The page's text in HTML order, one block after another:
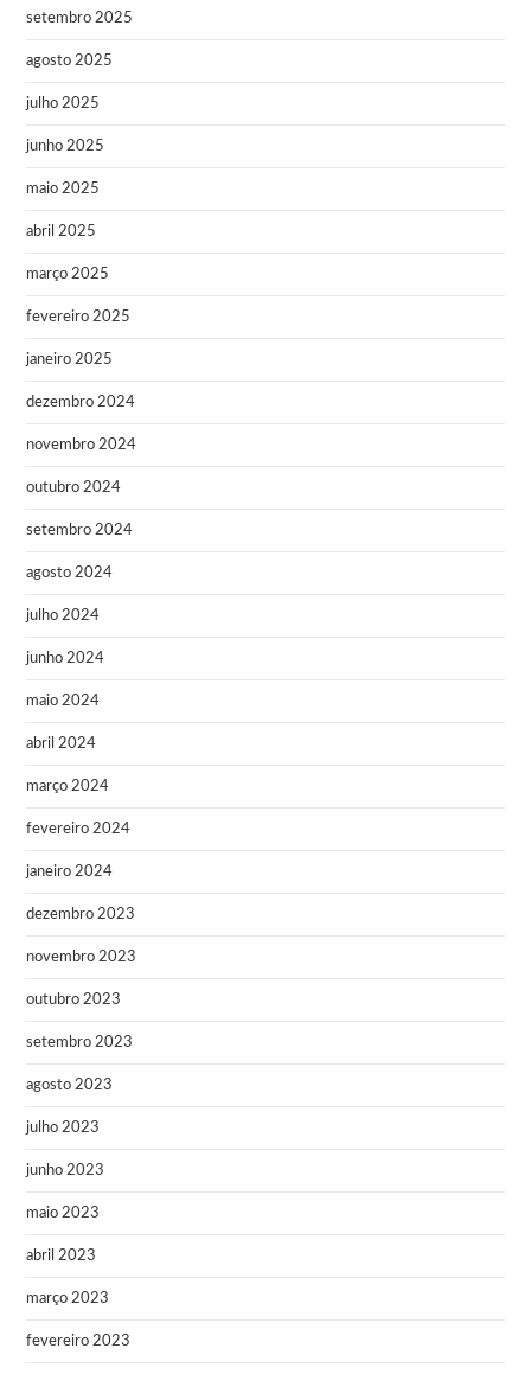
setembro 2025
agosto 2025
julho 2025
junho 2025
maio 2025
abril 2025
março 2025
fevereiro 2025
janeiro 2025
dezembro 2024
novembro 2024
outubro 2024
setembro 2024
agosto 2024
julho 2024
junho 2024
maio 2024
abril 2024
março 2024
fevereiro 2024
janeiro 2024
dezembro 2023
novembro 2023
outubro 2023
setembro 2023
agosto 2023
julho 2023
junho 2023
maio 2023
abril 2023
março 2023
fevereiro 2023